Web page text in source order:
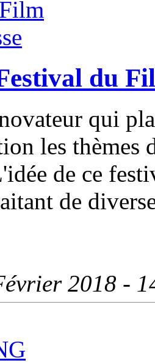
du
qui
les thèmes
de ce
de
2018 -